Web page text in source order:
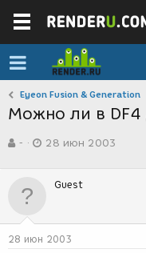
Eyeon Fusion & Generation
Можно ли в DF4
в
р
м
-
а
д
28 июн 2003
Guest
28 июн 2003